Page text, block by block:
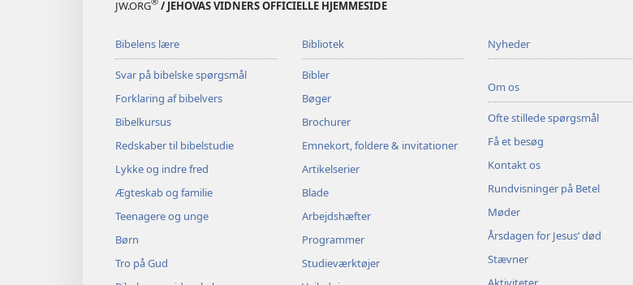
JW.ORG / JEHOVAS VIDNERS OFFICIELLE HJEMMESIDE
Bibelens lære
Svar på bibelske spørgsmål
Forklaring af bibelvers
Bibelkursus
Redskaber til bibelstudie
Lykke og indre fred
Ægteskab og familie
Teenagere og unge
Børn
Tro på Gud
Bibliotek
Bibler
Bøger
Brochurer
Emnekort, foldere & invitationer
Artikelserier
Blade
Arbejdshæfter
Programmer
Studieværktøjer
Nyheder
Om os
Ofte stillede spørgsmål
Få et besøg
Kontakt os
Rundvisninger på Betel
Møder
Årsdagen for Jesus’ død
Stævner